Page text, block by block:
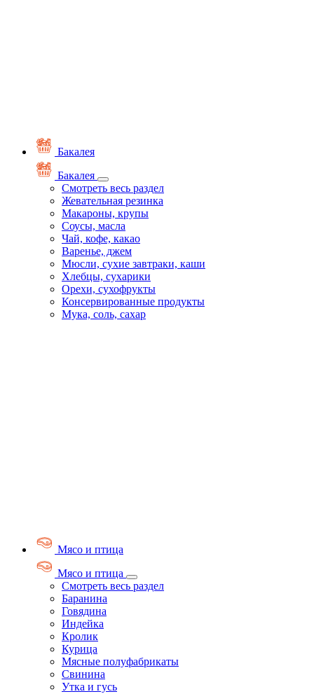
Бакалея
Бакалея
Смотреть весь раздел
Жевательная резинка
Макароны, крупы
Соусы, масла
Чай, кофе, какао
Варенье, джем
Мюсли, сухие завтраки, каши
Хлебцы, сухарики
Орехи, сухофрукты
Консервированные продукты
Мука, соль, сахар
Мясо и птица
Мясо и птица
Смотреть весь раздел
Баранина
Говядина
Индейка
Кролик
Курица
Мясные полуфабрикаты
Свинина
Утка и гусь